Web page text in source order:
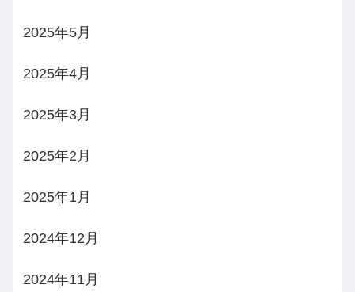
2025年5月
2025年4月
2025年3月
2025年2月
2025年1月
2024年12月
2024年11月